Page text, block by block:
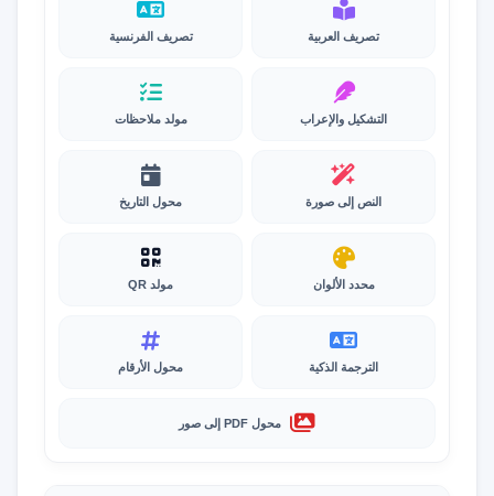
تصريف العربية تصريف الفرنسية
التشكيل والإعراب مولد ملاحظات
النص إلى صورة محول التاريخ
محدد الألوان مولد QR
الترجمة الذكية محول الأرقام
محول PDF إلى صور